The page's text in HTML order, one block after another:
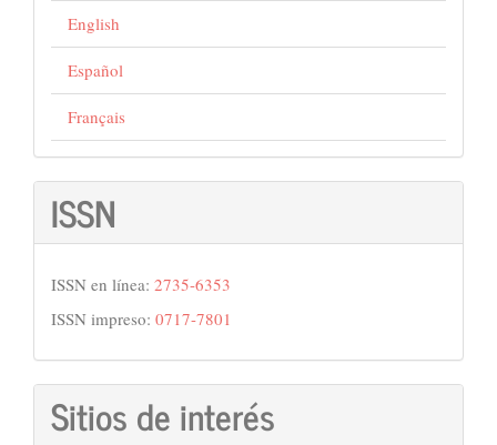
English
Español
Français
ISSN
ISSN en línea: 2735-6353
ISSN impreso: 0717-7801
Sitios de interés